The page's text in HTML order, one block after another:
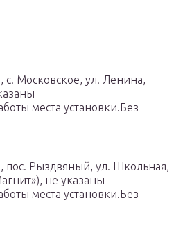
с. Московское, ул. Ленина,
места установки.Без
пос. Рыздвяный, ул. Школьная,
не указаны
места установки.Без